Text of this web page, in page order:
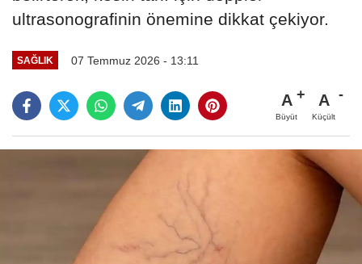
ultrasonografinin önemine dikkat çekiyor.
SAĞLIK 07 Temmuz 2026 - 13:11
A
Büyüt
A
Küçült